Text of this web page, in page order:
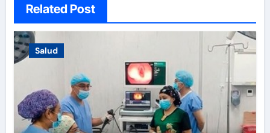
Related Post
Salud